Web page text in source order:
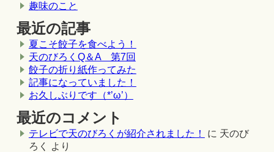
趣味のこと
最近の記事
夏こそ餃子を食べよう！
天のびろくQ＆A 第7回
餃子の折り紙作ってみた
記事になっていました！
お久しぶりです（*’ω’）
最近のコメント
テレビで天のびろくが紹介されました！ に 天のび
ろく
より